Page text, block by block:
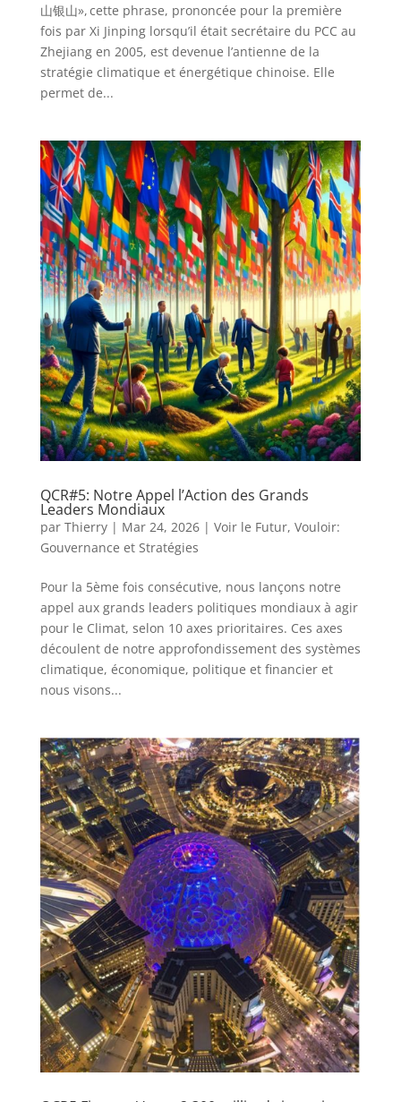
山银山», cette phrase, prononcée pour la première
fois par Xi Jinping lorsqu’il était secrétaire du PCC au
Zhejiang en 2005, est devenue l’antienne de la
stratégie climatique et énergétique chinoise. Elle
permet de...
QCR#5: Notre Appel l’Action des Grands
Leaders Mondiaux
par Thierry| Mar 24, 2026| Voir le Futur, Vouloir:
Gouvernance et Stratégies
Pour la 5ème fois consécutive, nous lançons notre
appel aux grands leaders politiques mondiaux à agir
pour le Climat, selon 10 axes prioritaires. Ces axes
découlent de notre approfondissement des systèmes
climatique, économique, politique et financier et
nous visons...